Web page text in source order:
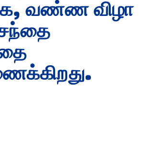
வண்ண விழா